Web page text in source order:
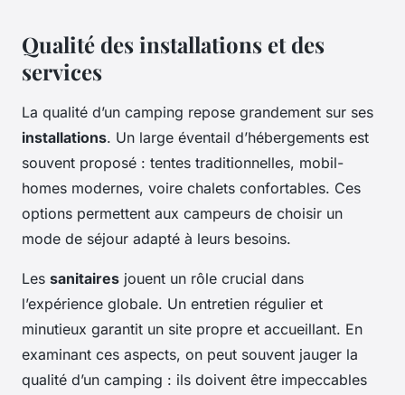
Qualité des installations et des
services
La qualité d’un camping repose grandement sur ses
installations. Un large éventail d’hébergements est
souvent proposé : tentes traditionnelles, mobil-
homes modernes, voire chalets confortables. Ces
options permettent aux campeurs de choisir un
mode de séjour adapté à leurs besoins.
Les sanitaires jouent un rôle crucial dans
l’expérience globale. Un entretien régulier et
minutieux garantit un site propre et accueillant. En
examinant ces aspects, on peut souvent jauger la
qualité d’un camping : ils doivent être impeccables